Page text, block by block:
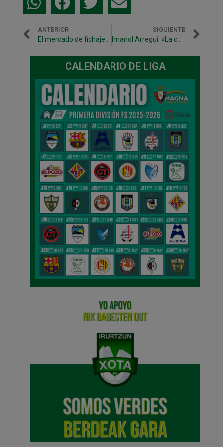
ANTERIOR
El mercado de fichajes al día.
SIGUIENTE
Imanol Arregui: «La competición nos pondrá donde merezcamos»
CALENDARIO DE LIGA